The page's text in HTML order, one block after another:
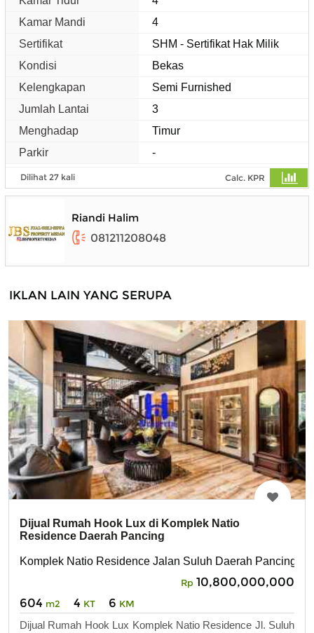
Kamar Mandi
4
Sertifikat
SHM - Sertifikat Hak Milik
Kondisi
Bekas
Kelengkapan
Semi Furnished
Jumlah Lantai
3
Menghadap
Timur
Parkir
-
Dilihat 27 kali Calc. KPR
Riandi Halim
081211208048
IKLAN LAIN YANG SERUPA
Dijual Rumah Hook Lux di Komplek Natio
Residence Daerah Pancing
Komplek Natio Residence Jalan Suluh Daerah Pancing
Rp 10,800,000,000
604 m2 4 KT 6 KM
Dijual Rumah Hook Lux Komplek Natio Residence Jl. Suluh